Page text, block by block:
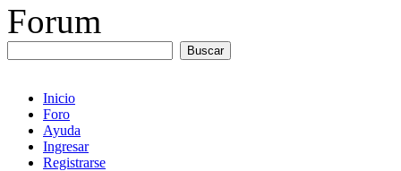
Inicio
Foro
Ayuda
Ingresar
Registrarse